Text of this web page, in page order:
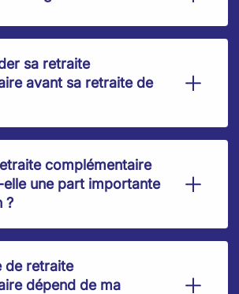
sa retraite
avant sa retraite de
complémentaire
une part importante
?
de retraite
dépend de ma